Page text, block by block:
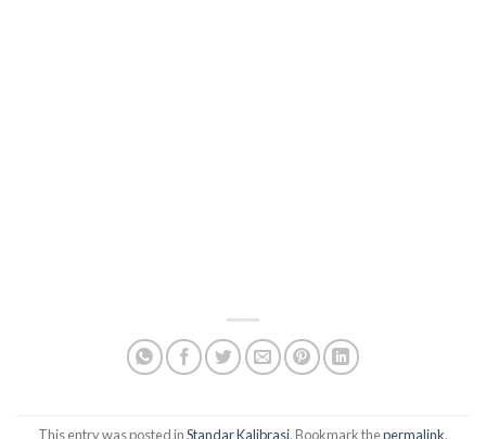
This entry was posted inStandar Kalibrasi. Bookmark thepermalink.